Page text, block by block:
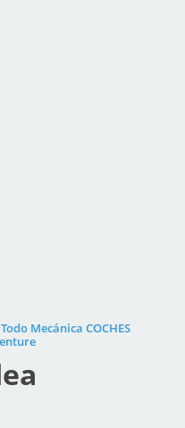
Todo Mecánica COCHES